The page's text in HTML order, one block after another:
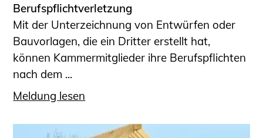
Berufspflichtverletzung
Mit der Unterzeichnung von Entwürfen oder
Bauvorlagen, die ein Dritter erstellt hat,
können Kammermitglieder ihre Berufspflichten
nach dem ...
Meldung lesen